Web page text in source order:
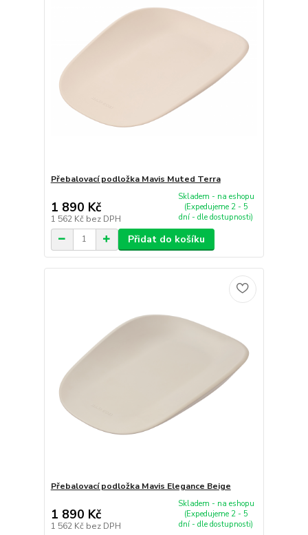
Přebalovací podložka Mavis Muted Terra
1 890 Kč
1 562 Kč bez DPH
Skladem - na eshopu
(Expedujeme 2 - 5
dní - dle dostupnosti)
Přidat do košíku
Přebalovací podložka Mavis Elegance Beige
1 890 Kč
1 562 Kč bez DPH
Skladem - na eshopu
(Expedujeme 2 - 5
dní - dle dostupnosti)